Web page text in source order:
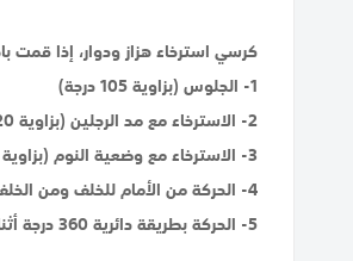
كرسي استرخاء هزاز ودوار، إذا قمت
1- الجلوس (بزاوية 105 درجة)
2- الاسترخاء مع مد الرجلين (بزاوية 120 درجة)
3- الاسترخاء مع وضعية النوم (بزاوية 180 درجة)
4- الحركة من الأمام للخلف ومن الخلف للأمام أثناء وضعية الجلوس
5- الحركة بطريقة دائرية 360 درجة أثناء جميع وضعيات الجلوس والاسترخاء، هذه الحركة تمنحك خيارات واسعة للتحكم بتوجيه الكرسي لاتجاه الشخص الذي تتحدث معه، أو لاتجاه التلفاز الذي تشاهده.